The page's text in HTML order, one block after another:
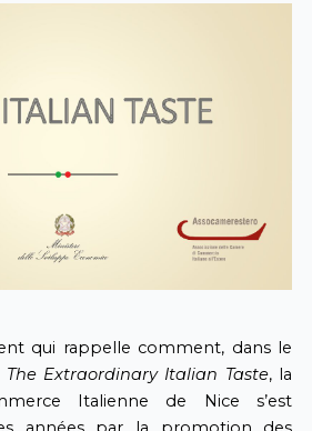
qui rappelle comment, dans le
The Extraordinary Italian Taste, la
Italienne de Nice s’est